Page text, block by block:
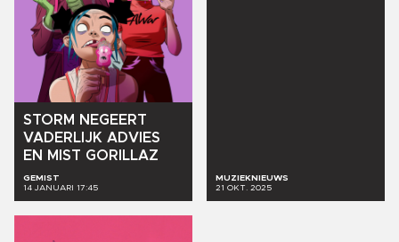
STORM
NEGEERT
VADERLIJK ADVIES
EN
MIST GORILLAZ
GEMIST
14 JANUARI 17:45
MUZIEKNIEUWS
21 OKT. 2025